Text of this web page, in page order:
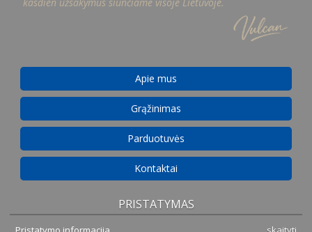
Apie mus
Grąžinimas
Parduotuvės
Kontaktai
PRISTATYMAS